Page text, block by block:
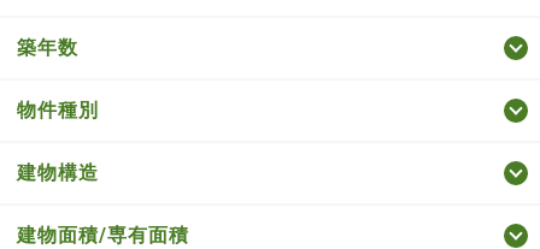
築年数
物件種別
建物構造
建物面積/専有面積